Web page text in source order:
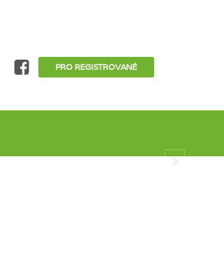
PRO REGISTROVANÉ